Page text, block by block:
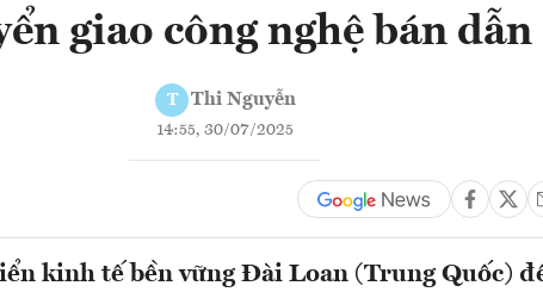
giao công nghệ bán dẫn
T Thi Nguyễn
14:55, 30/07/2025
kinh tế bền vững Đài Loan (Trung Quốc)